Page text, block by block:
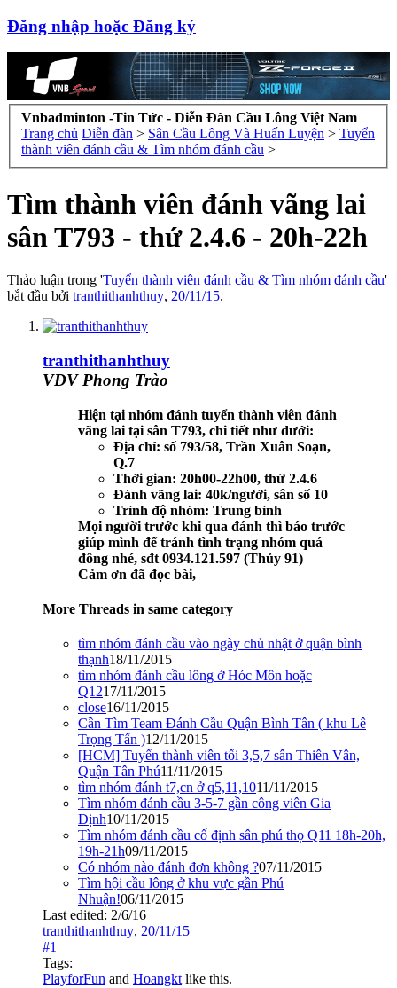
Đăng nhập hoặc Đăng ký
Vnbadminton -Tin Tức - Diễn Đàn Cầu Lông Việt Nam
Trang chủ Diễn đàn > Sân Cầu Lông Và Huấn Luyện > Tuyển
thành viên đánh cầu & Tìm nhóm đánh cầu >
Tìm thành viên đánh vãng lai
sân T793 - thứ 2.4.6 - 20h-22h
Thảo luận trong 'Tuyển thành viên đánh cầu & Tìm nhóm đánh cầu'
bắt đầu bởi tranthithanhthuy, 20/11/15.
tranthithanhthuy
VĐV Phong Trào
Hiện tại nhóm đánh tuyển thành viên đánh
vãng lai tại sân T793, chi tiết như dưới:
Địa chỉ: số 793/58, Trần Xuân Soạn,
Q.7
Thời gian: 20h00-22h00, thứ 2.4.6
Đánh vãng lai: 40k/người, sân số 10
Trình độ nhóm: Trung bình
Mọi người trước khi qua đánh thì báo trước
giúp mình để tránh tình trạng nhóm quá
đông nhé, sđt 0934.121.597 (Thủy 91)
Cảm ơn đã đọc bài,
More Threads in same category
tìm nhóm đánh cầu vào ngày chủ nhật ở quận bình
thạnh18/11/2015
tìm nhóm đánh cầu lông ở Hóc Môn hoặc
Q1217/11/2015
close16/11/2015
Cần Tìm Team Đánh Cầu Quận Bình Tân ( khu Lê
Trọng Tấn )12/11/2015
[HCM] Tuyển thành viên tối 3,5,7 sân Thiên Vân,
Quận Tân Phú11/11/2015
tìm nhóm đánh t7,cn ở q5,11,1011/11/2015
Tìm nhóm đánh cầu 3-5-7 gần công viên Gia
Định10/11/2015
Tìm nhóm đánh cầu cố định sân phú thọ Q11 18h-20h,
19h-21h09/11/2015
Có nhóm nào đánh đơn không ?07/11/2015
Tìm hội cầu lông ở khu vực gần Phú
Nhuận!06/11/2015
Last edited: 2/6/16
tranthithanhthuy, 20/11/15
#1
Tags:
PlayforFun and Hoangkt like this.